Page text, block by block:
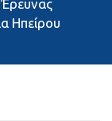
Ηπείρου